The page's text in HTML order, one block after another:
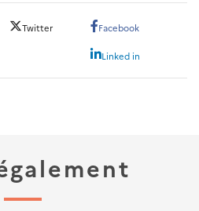
Twitter Facebook
Linked in